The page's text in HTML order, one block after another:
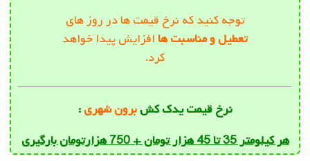
توجه کنید که نرخ قیمت ها در روز های
تعطیل و مناسبت ها افزایش پیدا خواهد
کرد.
نرخ قیمت یدک کشبرون شهری:
هر کیلومتر 35 تا 45 هزار تومان + 750 هزارتومان بارگیری